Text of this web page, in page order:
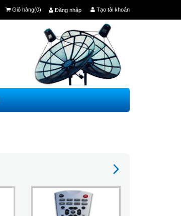
Đăng nhập Tạo tài khoản
Giỏ hàng(0)